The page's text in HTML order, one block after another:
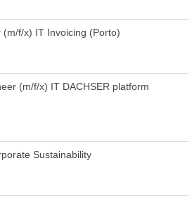
f/x) IT Invoicing (Porto)
(m/f/x) IT DACHSER platform
Sustainability